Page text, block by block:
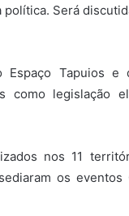
Será
Tapuios e
como legislação
nos 11
os eventos